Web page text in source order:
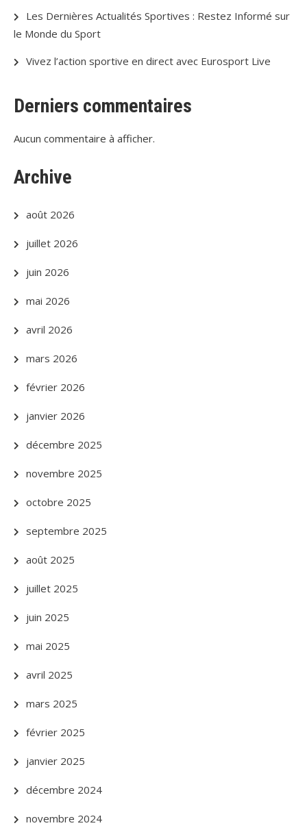
Les Dernières Actualités Sportives : Restez Informé sur
le Monde du Sport
Vivez l’action sportive en direct avec Eurosport Live
Derniers commentaires
Aucun commentaire à afficher.
Archive
août 2026
juillet 2026
juin 2026
mai 2026
avril 2026
mars 2026
février 2026
janvier 2026
décembre 2025
novembre 2025
octobre 2025
septembre 2025
août 2025
juillet 2025
juin 2025
mai 2025
avril 2025
mars 2025
février 2025
janvier 2025
décembre 2024
novembre 2024